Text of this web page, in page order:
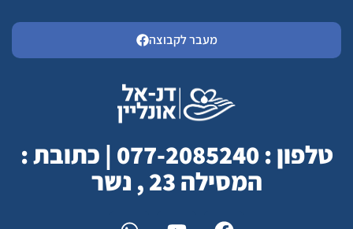
מעבר לקבוצה
טלפון : 077-2085240 | כתובת :
המסילה 23 , נשר